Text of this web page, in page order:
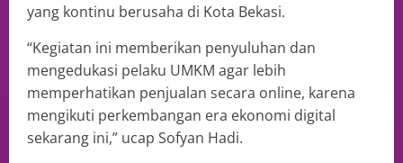
yang kontinu berusaha di Kota Bekasi.
“Kegiatan ini memberikan penyuluhan dan
mengedukasi pelaku UMKM agar lebih
memperhatikan penjualan secara online, karena
mengikuti perkembangan era ekonomi digital
sekarang ini,” ucap Sofyan Hadi.